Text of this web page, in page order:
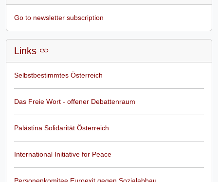
Go to newsletter subscription
Links
Selbstbestimmtes Österreich
Das Freie Wort - offener Debattenraum
Palästina Solidarität Österreich
International Initiative for Peace